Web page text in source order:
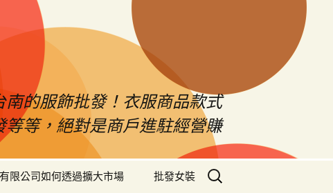
的服飾批發！衣服商品款式
等，絕對是商戶進駐經營賺
限公司如何透過擴大市場 批發女裝
搜
尋